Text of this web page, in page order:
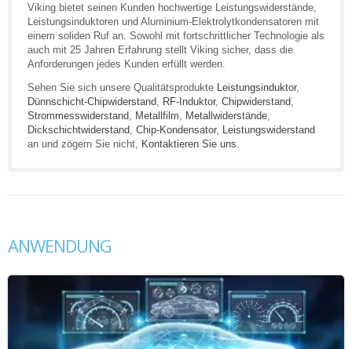
Viking bietet seinen Kunden hochwertige Leistungswiderstände,
Leistungsinduktoren und Aluminium-Elektrolytkondensatoren mit
einem soliden Ruf an. Sowohl mit fortschrittlicher Technologie als
auch mit 25 Jahren Erfahrung stellt Viking sicher, dass die
Anforderungen jedes Kunden erfüllt werden.
Sehen Sie sich unsere Qualitätsprodukte Leistungsinduktor,
Dünnschicht-Chipwiderstand, RF-Induktor, Chipwiderstand,
Strommesswiderstand, Metallfilm, Metallwiderstände,
Dickschichtwiderstand, Chip-Kondensator, Leistungswiderstand
an und zögern Sie nicht, Kontaktieren Sie uns.
ANWENDUNG